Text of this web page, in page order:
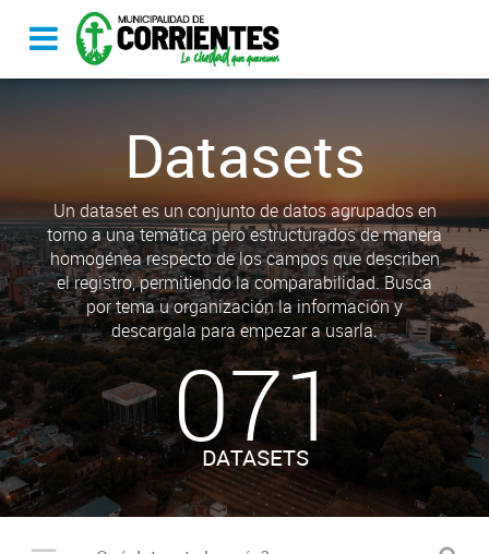
Datasets
Un dataset es un conjunto de datos agrupados en
torno a una temática pero estructurados de manera
homogénea respecto de los campos que describen
el registro, permitiendo la comparabilidad. Busca
por tema u organización la información y
descargala para empezar a usarla.
071
DATASETS